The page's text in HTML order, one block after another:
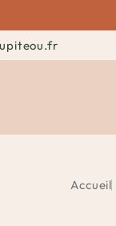
Accueil